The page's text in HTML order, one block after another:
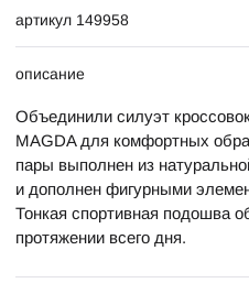
артикул 149958
описание
Объединили силуэт
MAGDA для комфортных
пары выполнен из
и дополнен фигурными
Тонкая спортивная подошва
протяжении всего дня.